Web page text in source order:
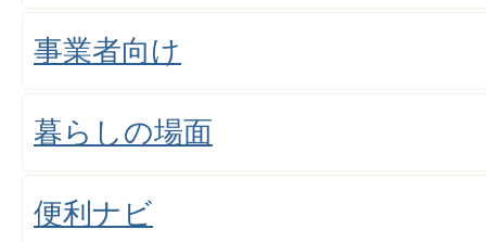
事業者向け
暮らしの場面
便利ナビ